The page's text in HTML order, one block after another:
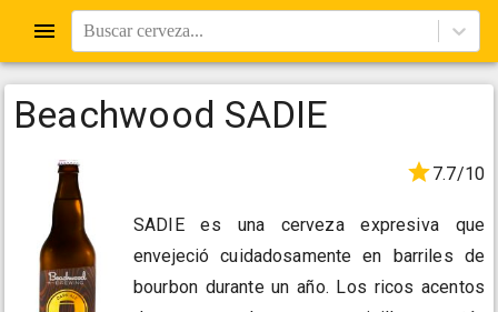
Buscar cerveza...
Beachwood SADIE
7.7/10
SADIE es una cerveza expresiva que
envejeció cuidadosamente en barriles de
bourbon durante un año. Los ricos acentos